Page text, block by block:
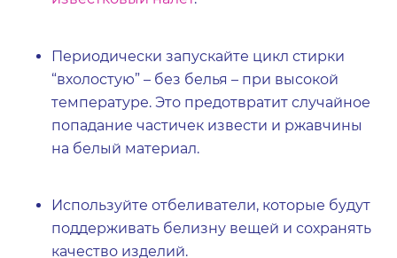
Периодически запускайте цикл стирки
“вхолостую” – без белья – при высокой
температуре. Это предотвратит случайное
попадание частичек извести и ржавчины
на белый материал.
Используйте отбеливатели, которые будут
поддерживать белизну вещей и сохранять
качество изделий.